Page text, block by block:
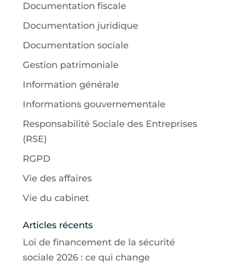
Documentation fiscale
Documentation juridique
Documentation sociale
Gestion patrimoniale
Information générale
Informations gouvernementale
Responsabilité Sociale des Entreprises
(RSE)
RGPD
Vie des affaires
Vie du cabinet
Articles récents
Loi de financement de la sécurité
sociale 2026 : ce qui change